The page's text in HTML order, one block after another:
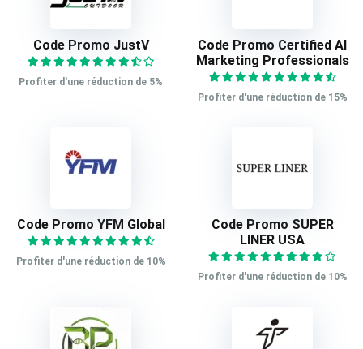
Code Promo JustV
Profiter d'une réduction de 5%
Code Promo Certified AI
Marketing Professionals
Profiter d'une réduction de 15%
Code Promo YFM Global
Profiter d'une réduction de 10%
Code Promo SUPER
LINER USA
Profiter d'une réduction de 10%